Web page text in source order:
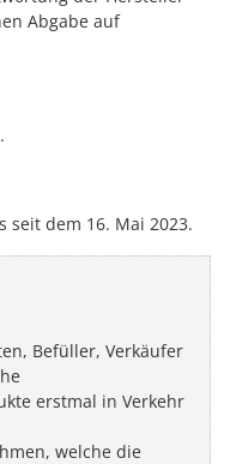
Abgabe auf
seit dem 16. Mai 2023.
Befüller, Verkäufer
erstmal in Verkehr
welche die